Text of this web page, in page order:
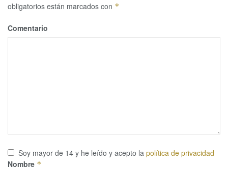
obligatorios están marcados con *
Comentario
Soy mayor de 14 y he leído y acepto la política de privacidad
Nombre *